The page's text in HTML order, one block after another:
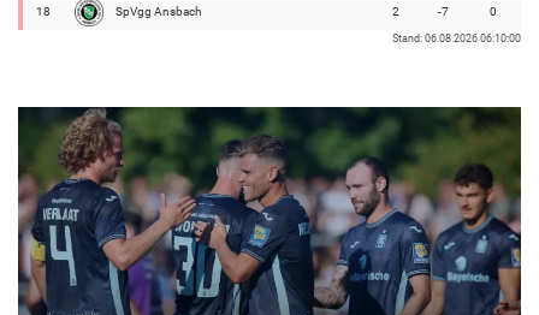
18 SpVgg Ansbach 2 -7 0
Stand: 06.08.2026 06:10:00